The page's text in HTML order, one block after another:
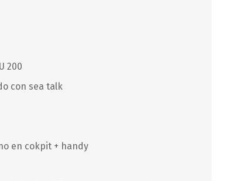
200
con sea talk
en cokpit + handy